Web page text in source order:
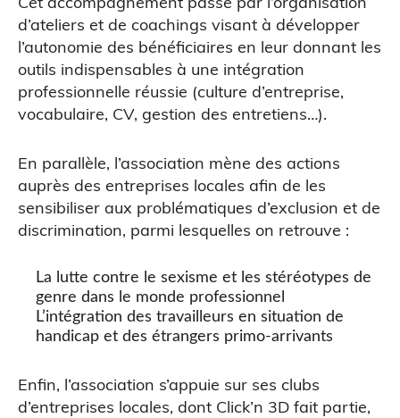
d’ateliers et de coachings visant à développer
l’autonomie des bénéficiaires en leur donnant les
outils indispensables à une intégration
professionnelle réussie (culture d’entreprise,
vocabulaire, CV, gestion des entretiens…).
En parallèle, l’association mène des actions
auprès des entreprises locales afin de les
sensibiliser aux problématiques d’exclusion et de
discrimination, parmi lesquelles on retrouve :
La lutte contre le sexisme et les stéréotypes de
genre dans le monde professionnel
L’intégration des travailleurs en situation de
handicap et des étrangers primo-arrivants
Enfin, l’association s’appuie sur ses clubs
d’entreprises locales, dont Click’n 3D fait partie,